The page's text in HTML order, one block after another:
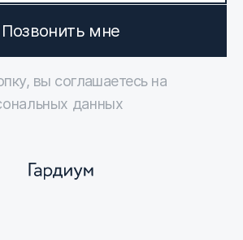
Позвонить мне
вы соглашаетесь на
данных